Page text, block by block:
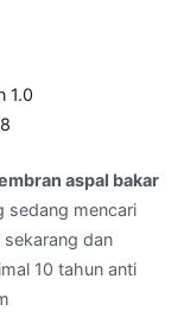
1.0
aspal bakar
sedang mencari
dan
10 tahun anti